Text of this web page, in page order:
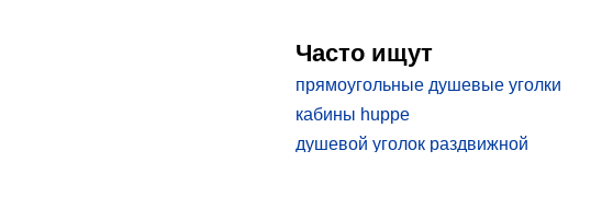
душевые уголки 120х80 с низким
поддоном
Часто ищут
прямоугольные душевые уголки
кабины huppe
душевой уголок раздвижной